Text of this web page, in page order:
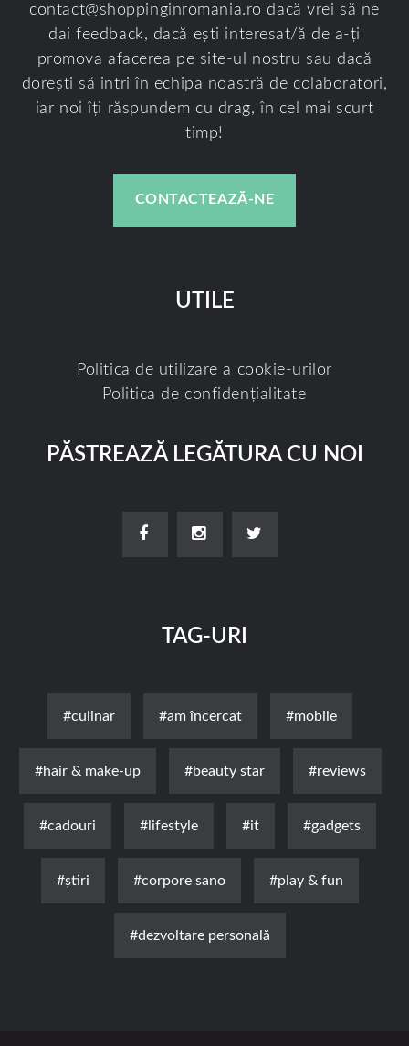
contact@shoppinginromania.ro dacă vrei să ne
dai feedback, dacă ești interesat/ă de a-ți
promova afacerea pe site-ul nostru sau dacă
dorești să intri în echipa noastră de colaboratori,
iar noi îți răspundem cu drag, în cel mai scurt
timp!
CONTACTEAZĂ-NE
UTILE
Politica de utilizare a cookie-urilor
Politica de confidențialitate
PĂSTREAZĂ LEGĂTURA CU NOI
TAG-URI
#culinar #am încercat #mobile
#hair & make-up #beauty star #reviews
#cadouri #lifestyle #it #gadgets
#știri #corpore sano #play & fun
#dezvoltare personală